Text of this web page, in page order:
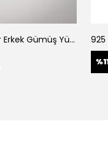
Kubbe Motifli 925 Ayar Erkek Gümüş Yüzük 925
%